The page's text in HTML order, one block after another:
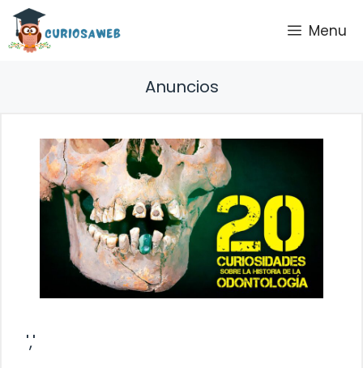
Saltar
contenido
Menu
Anuncios
','